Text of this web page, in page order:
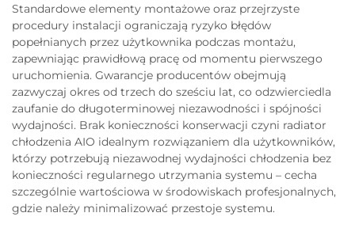
Standardowe elementy montażowe oraz przejrzyste
procedury instalacji ograniczają ryzyko błędów
popełnianych przez użytkownika podczas montażu,
zapewniając prawidłową pracę od momentu pierwszego
uruchomienia. Gwarancje producentów obejmują
zazwyczaj okres od trzech do sześciu lat, co odzwierciedla
zaufanie do długoterminowej niezawodności i spójności
wydajności. Brak konieczności konserwacji czyni radiator
chłodzenia AIO idealnym rozwiązaniem dla użytkowników,
którzy potrzebują niezawodnej wydajności chłodzenia bez
konieczności regularnego utrzymania systemu – cecha
szczególnie wartościowa w środowiskach profesjonalnych,
gdzie należy minimalizować przestoje systemu.